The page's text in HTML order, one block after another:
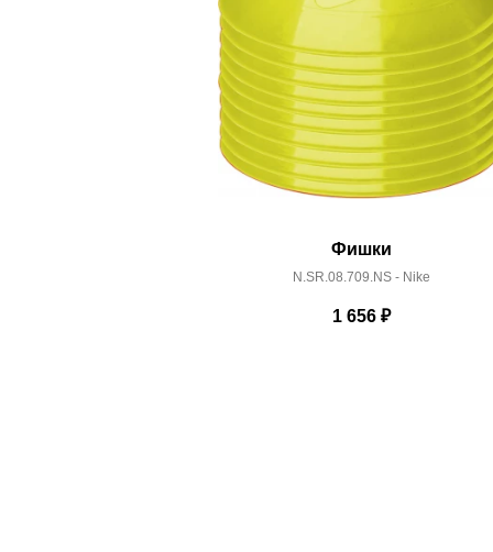
Фишки
N.SR.08.709.NS - Nike
1 656₽